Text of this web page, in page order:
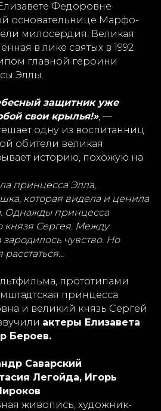
Федоровне
основательнице Марфо-
милосердия. Великая
в лике святых в 1992
главной героини
Эллы.
защитник уже
свои крылья!», —
одну из воспитанниц
обители великая
историю, похожую на
принцесса Элла,
которая видела и ценила
Однажды принцесса
князя Сергея. Между
чувство. Но
прототипами
принцесса
и великий князь Сергей
актеры Елизавета
Бероев.
Саварский
Легойда, Игорь
живопись, художник-